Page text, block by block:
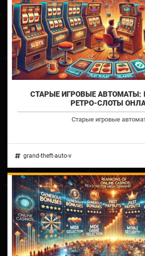
СТАРЫЕ ИГРОВЫЕ АВТОМАТЫ:
РЕТРО-СЛОТЫ
Старые игровые
grand-theft-auto-v